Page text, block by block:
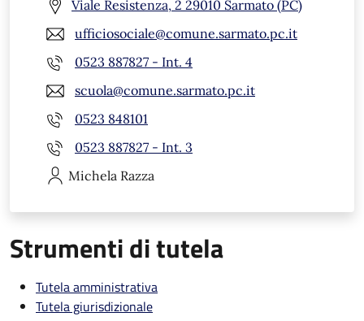
Viale Resistenza, 2 29010 Sarmato (PC)
ufficiosociale@comune.sarmato.pc.it
0523 887827 - Int. 4
scuola@comune.sarmato.pc.it
0523 848101
0523 887827 - Int. 3
Michela Razza
Strumenti di tutela
Tutela amministrativa
Tutela giurisdizionale